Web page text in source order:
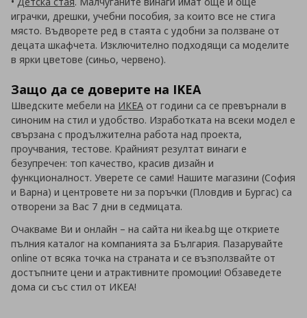
играчки, дрешки, учебни пособия, за които все не стига
място. Въдворете ред в стаята с удобни за ползване от
децата шкафчета. Изключително подходящи са моделите
в ярки цветове (синьо, червено).
Защо да се доверите на IKEA
Шведските мебели на ИКЕА от години са се превърнали в
синоним на стил и удобство. Изработката на всеки модел е
свързана с продължителна работа над проекта,
проучвания, тестове. Крайният резултат винаги е
безупречен: топ качество, красив дизайн и
функционалност. Уверете се сами! Нашите магазини (София
и Варна) и центровете ни за поръчки (Пловдив и Бургас) са
отворени за Вас 7 дни в седмицата.
Очакваме Ви и онлайн – на сайта ни ikea.bg ще откриете
пълния каталог на компанията за България. Пазарувайте
online от всяка точка на страната и се възползвайте от
достъпните цени и атрактивните промоции! Обзаведете
дома си със стил от ИКЕА!